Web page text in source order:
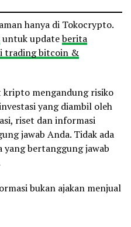
hanya di Tokocrypto.
untuk updateberita
trading bitcoin &
kripto mengandung risiko
yang diambil oleh
riset dan informasi
jawab Anda. Tidak ada
bertanggung jawab
bukan ajakan menjual